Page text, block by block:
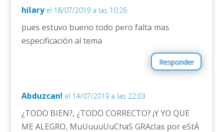
hilary el 18/07/2019 a las 10:26
pues estuvo bueno todo pero falta mas
especificación al tema
Responder
Abduzcan! el 14/07/2019 a las 22:03
¿TODO BIEN?, ¿TODO CORRECTO? ¡Y YO QUE
ME ALEGRO, MuUuuuUuChaS GRAcIas por eStÁ